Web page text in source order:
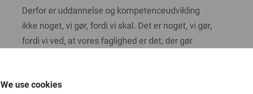
Derfor er uddannelse og kompetenceudvikling
ikke noget, vi gør, fordi vi skal. Det er noget, vi gør,
fordi vi ved, at vores faglighed er det, der gør
We use cookies